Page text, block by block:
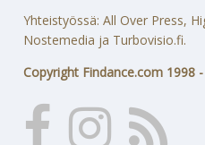
Yhteistyössä: All Over Press,
Nostemedia ja Turbovisio.fi.
Copyright Findance.com 1998